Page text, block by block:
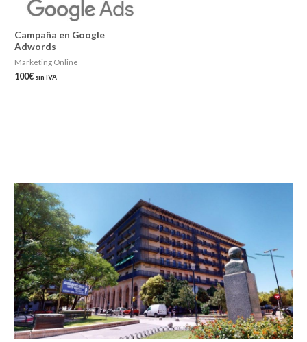
Campaña en Google
Adwords
Marketing Online
100€ sin IVA